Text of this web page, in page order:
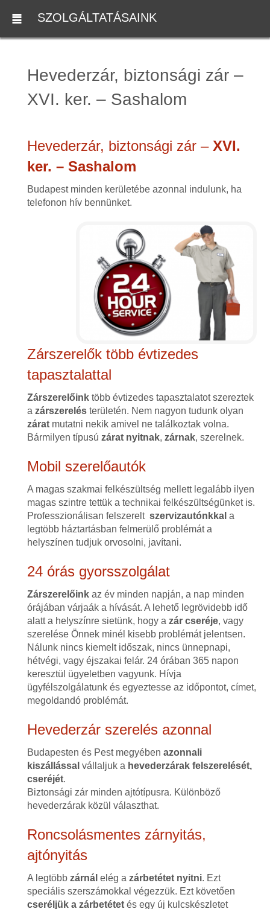
SZOLGÁLTATÁSAINK
Hevederzár, biztonsági zár –
XVI. ker. – Sashalom
Hevederzár, biztonsági zár – XVI.
ker. – Sashalom
Budapest minden kerületébe azonnal indulunk, ha
telefonon hív bennünket.
Zárszerelők több évtizedes
tapasztalattal
Zárszerelőinktöbb évtizedes tapasztalatot szereztek
a zárszerelésterületén. Nem nagyon tudunk olyan
záratmutatni nekik amivel ne találkoztak volna.
Bármilyen típusú zárat nyitnak, zárnak, szerelnek.
Mobil szerelőautók
A magas szakmai felkészültség mellett legalább ilyen
magas szintre tettük a technikai felkészültségünket is.
Professzionálisan felszerelt szervizautónkkal a
legtöbb háztartásban felmerülő problémát a
helyszínen tudjuk orvosolni, javítani.
24 órás gyorsszolgálat
Zárszerelőinkaz év minden napján, a nap minden
órájában várjaák a hívását. A lehető legrövidebb idő
alatt a helyszínre sietünk, hogy a zár cseréje, vagy
szerelése Önnek minél kisebb problémát jelentsen.
Nálunk nincs kiemelt időszak, nincs ünnepnapi,
hétvégi, vagy éjszakai felár. 24 órában 365 napon
keresztül ügyeletben vagyunk. Hívja
ügyfélszolgálatunk és egyeztesse az időpontot, címet,
megoldandó problémát.
Hevederzár szerelés azonnal
Budapesten és Pest megyében azonnali
kiszállással vállaljuk a hevederzárak felszerelését,
cseréjét.
Biztonsági zár minden ajtótípusra. Különböző
hevederzárak közül választhat.
Roncsolásmentes zárnyitás,
ajtónyitás
A legtöbb zárnál elég a zárbetétet nyitni. Ezt
speciális szerszámokkal végezzük. Ezt követően
cseréljük a zárbetétetés egy új kulcskészletet